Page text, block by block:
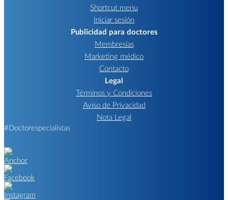
Shortcut menu
Iniciar sesión
Publicidad para doctores
Membresías
Marketing médico
Contacto
Legal
Términos y Condiciones
Aviso de Privacidad
Nota Legal
#Doctorespecialistas